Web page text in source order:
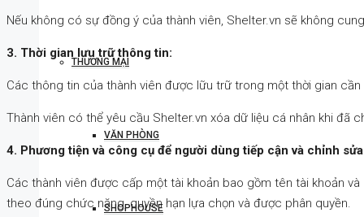
THƯƠNG MẠI
VĂN PHÒNG
SHOPHOUSE
Nếu không có sự đồng ý của thành viên, Shelter.vn sẽ không
3. Thời gian lưu trữ thông tin:
Các thông tin của thành viên được lữu trữ trong một thời gian
Thành viên có thể yêu cầu Shelter.vn xóa dữ liệu cá nhân khi đã
4. Phương tiện và công cụ để người dùng tiếp cận và chỉnh
Các thành viên được cấp một tài khoản bao gồm tên tài khoản
theo đúng chức năng, quyền hạn lựa chọn và được phân quyền.